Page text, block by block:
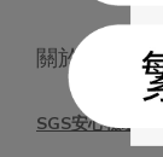
關於 好好生
SGS安心檢驗 \功